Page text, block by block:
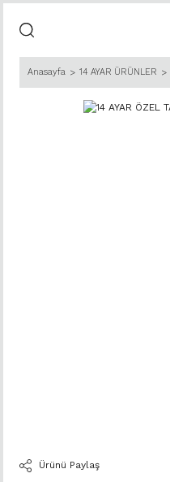
Anasayfa 14 AYAR ÜRÜNLER
Ürünü Paylaş